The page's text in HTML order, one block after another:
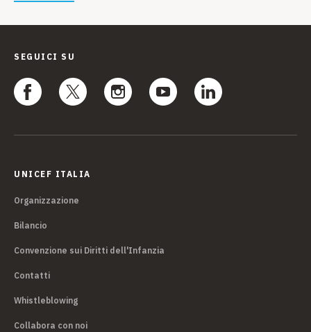
SEGUICI SU
UNICEF ITALIA
Organizzazione
Bilancio
Convenzione sui Diritti dell'Infanzia
Contatti
Whistleblowing
Collabora con noi